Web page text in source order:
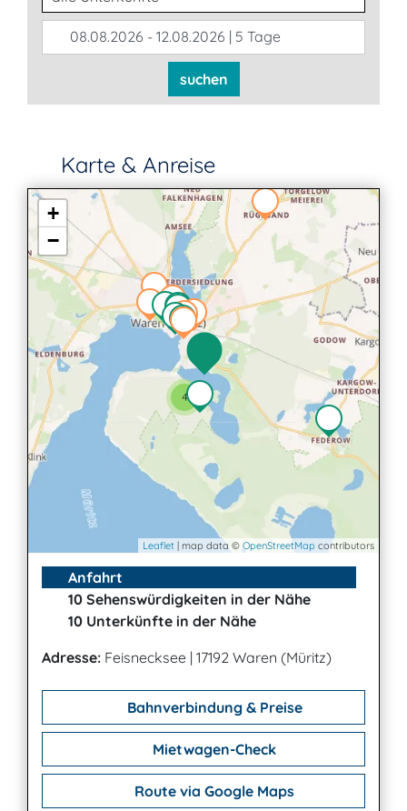
08.08.2026 - 12.08.2026 | 5 Tage
suchen
Karte & Anreise
4
2
+
−
Leaflet | map data © OpenStreetMap contributors
Anfahrt
10 Sehenswürdigkeiten in der Nähe
10 Unterkünfte in der Nähe
Adresse: Feisnecksee | 17192 Waren (Müritz)
Bahnverbindung & Preise
Mietwagen-Check
Route via Google Maps